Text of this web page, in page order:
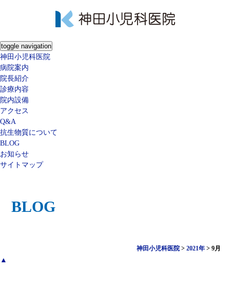
toggle navigation
神田小児科医院
病院案内
院長紹介
診療内容
院内設備
アクセス
Q&A
抗生物質について
BLOG
お知らせ
サイトマップ
BLOG
神田小児科医院 >2021年 >9月
▲